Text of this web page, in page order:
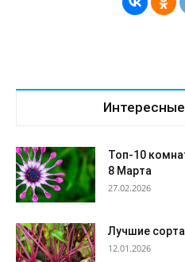
Топ-10
8 Марта
27.02.2026
Лучшие
12.01.2026